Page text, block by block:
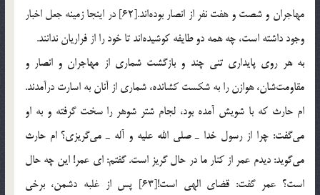
مهاجران و شصت و هفت نفر از انصار بوده‌اند.[62] در اینجا زمینه جعل اخبار
وجود داشته است، چه همه دو طایفه كوشیده‌اند تا خود را از فراریان ندانند.
به هر روی پایداری تنی چند و بازگشت شماری از مهاجران و انصار و
مقاومت‌شان، هوازن را به شكست كشانده، شماری از آنان به اسارت درآمدند.
ام حارث كه با شویش آمده بود، لجام شتر شوهر را سخت گرفته و به او
می‌گفت: چرا از رسول خدا ـ صلی الله علیه و آله ـ می‌گریزی؟ ام حارث
می‌گوید: دیدم عمر از كنار ما در حال گریز است. گفتم: ای عمر! این چه حال
است؟ عمر گفت: قضای الهی است![63] پس از غلبه دشمن، برخی